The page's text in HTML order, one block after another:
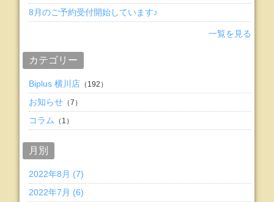
8月のご予約受付開始しています♪
一覧を見る
カテゴリー
Biplus 横川店 （192）
お知らせ （7）
コラム （1）
月別
2022年8月 (7)
2022年7月 (6)